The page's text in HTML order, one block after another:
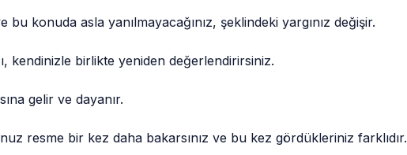
bu konuda asla yanılmayacağınız, şeklindeki yargınız değişir.
kendinizle birlikte yeniden değerlendirirsiniz.
gelir ve dayanır.
resme bir kez daha bakarsınız ve bu kez gördükleriniz farklıdır.